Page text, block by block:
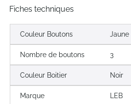
Fiches techniques
Couleur Boutons Jaune
Nombre de boutons 3
Couleur Boitier Noir
Marque LEB